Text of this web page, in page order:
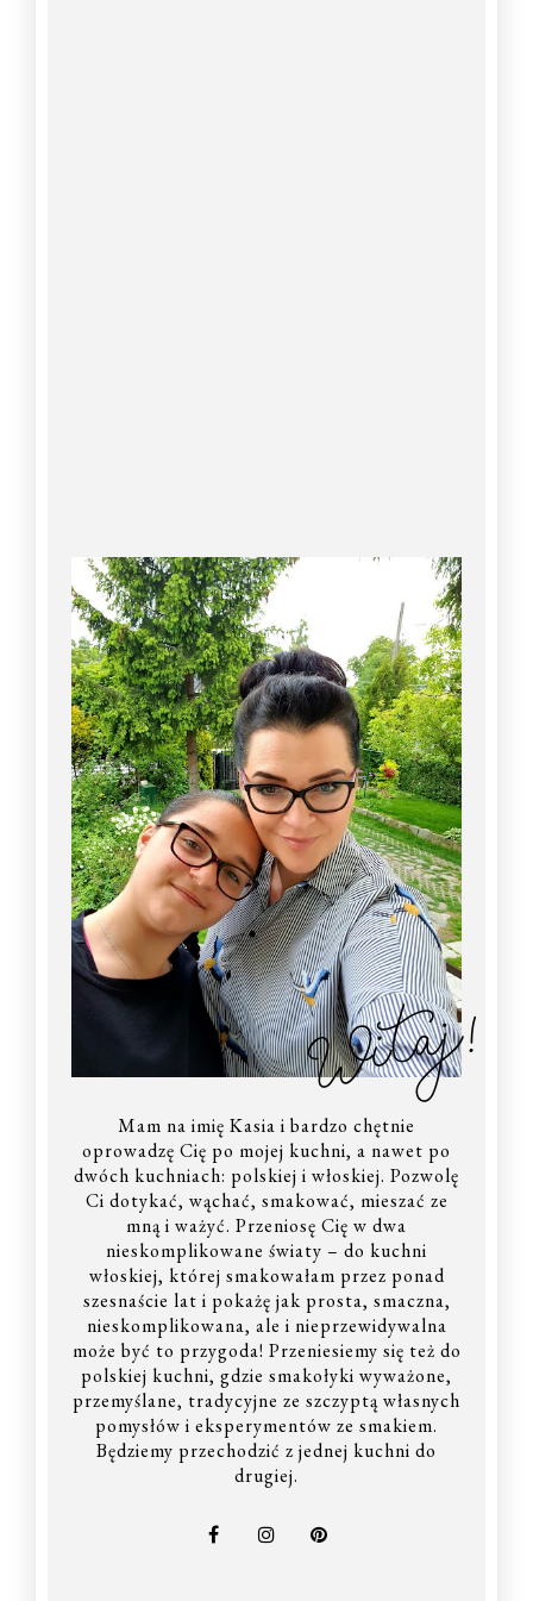
Witaj!
Mam na imię Kasia i bardzo chętnie
oprowadzę Cię po mojej kuchni, a nawet po
dwóch kuchniach: polskiej i włoskiej. Pozwolę
Ci dotykać, wąchać, smakować, mieszać ze
mną i ważyć. Przeniosę Cię w dwa
nieskomplikowane światy – do kuchni
włoskiej, której smakowałam przez ponad
szesnaście lat i pokażę jak prosta, smaczna,
nieskomplikowana, ale i nieprzewidywalna
może być to przygoda! Przeniesiemy się też do
polskiej kuchni, gdzie smakołyki wyważone,
przemyślane, tradycyjne ze szczyptą własnych
pomysłów i eksperymentów ze smakiem.
Będziemy przechodzić z jednej kuchni do
drugiej.